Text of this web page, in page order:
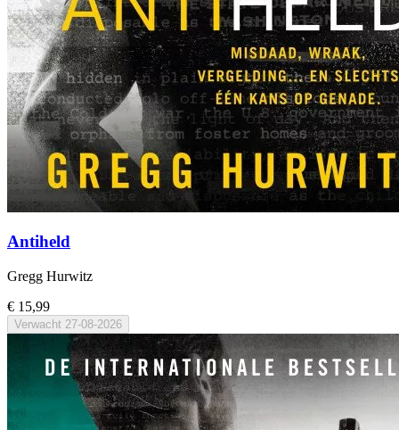
Antiheld
Gregg Hurwitz
€ 15,99
Verwacht 27-08-2026